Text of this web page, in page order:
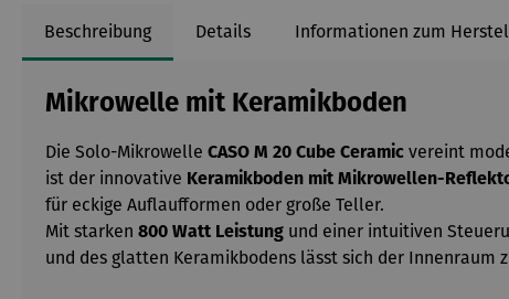
Beschreibung Details Informationen zum
Mikrowelle mit Keramikboden
Die Solo-Mikrowelle CASO M 20 Cube Ceramic vereint
ist der innovative Keramikboden mit Mikrowellen-
für eckige Auflaufformen oder große Teller.
Mit starken 800 Watt Leistung und einer intuitiven
und des glatten Keramikbodens lässt sich der Innenraum